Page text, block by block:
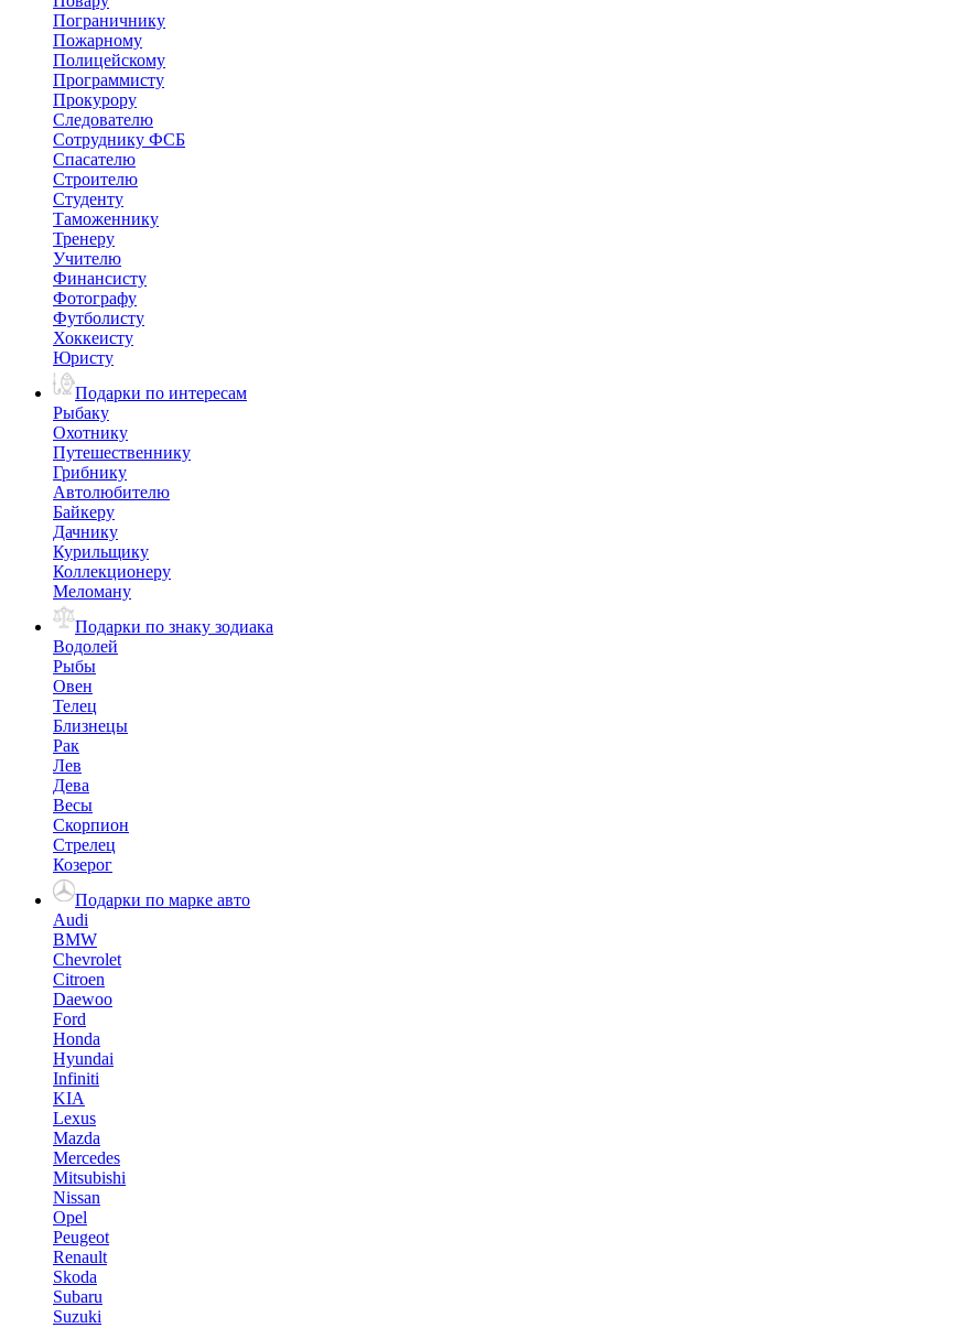
Пограничнику
Пожарному
Полицейскому
Программисту
Прокурору
Следователю
Сотруднику ФСБ
Спасателю
Строителю
Студенту
Таможеннику
Тренеру
Учителю
Финансисту
Фотографу
Футболисту
Хоккеисту
Юристу
Подарки по интересам
Рыбаку
Охотнику
Путешественнику
Грибнику
Автолюбителю
Байкеру
Дачнику
Курильщику
Коллекционеру
Меломану
Подарки по знаку зодиака
Водолей
Рыбы
Овен
Телец
Близнецы
Рак
Лев
Дева
Весы
Скорпион
Стрелец
Козерог
Подарки по марке авто
Audi
BMW
Chevrolet
Citroen
Daewoo
Ford
Honda
Hyundai
Infiniti
KIA
Lexus
Mazda
Mercedes
Mitsubishi
Nissan
Opel
Peugeot
Renault
Skoda
Subaru
Suzuki